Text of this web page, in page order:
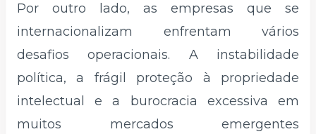
Por outro lado, as empresas que se
internacionalizam enfrentam vários
desafios operacionais. A instabilidade
política, a frágil proteção à propriedade
intelectual e a burocracia excessiva em
muitos mercados emergentes